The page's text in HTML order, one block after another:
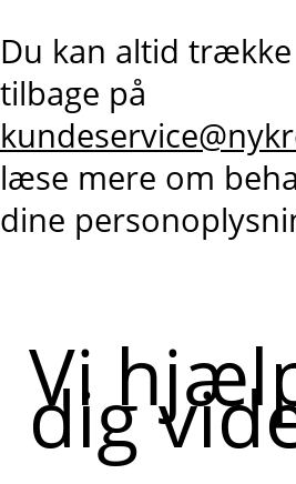
Du kan altid
tilbage på
læse mere om
dine
Vi
dig